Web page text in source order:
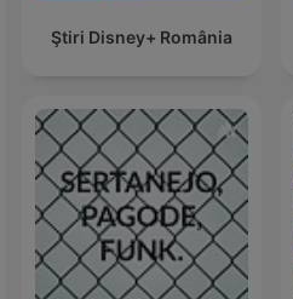
Ştiri Disney+ România